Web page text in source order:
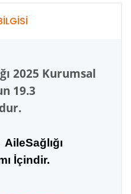
2025 Kurumsal
19.3
AileSağlığı
İçindir.